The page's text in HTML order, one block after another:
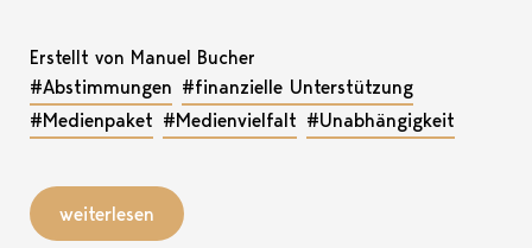
Erstellt von Manuel Bucher
#Abstimmungen #finanzielle Unterstützung
#Medienpaket #Medienvielfalt #Unabhängigkeit
weiterlesen